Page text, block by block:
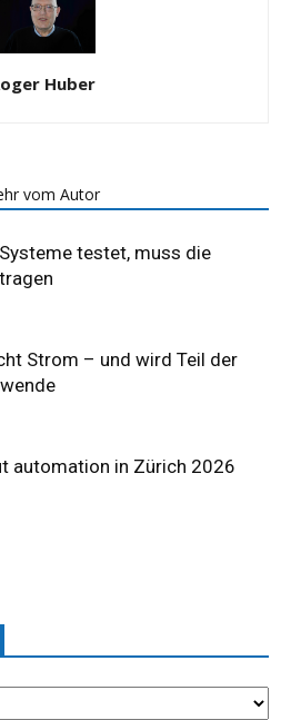
Huber
vom Autor
testet, muss die
Strom – und wird Teil der
automation in Zürich 2026